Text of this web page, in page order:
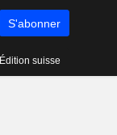
S'abonner
Édition suisse